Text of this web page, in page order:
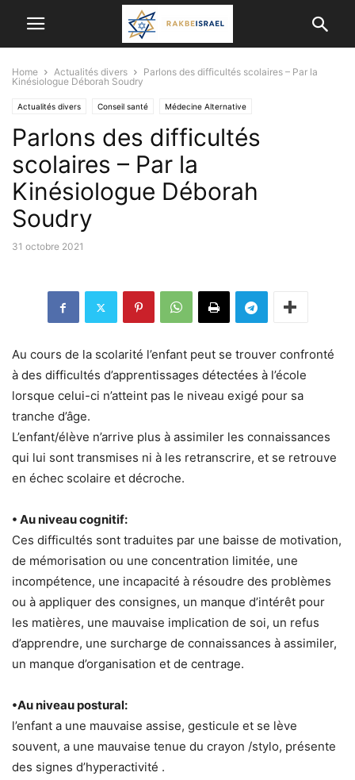
Home Actualités divers
Parlons des difficultés scolaires – Par la
Kinésiologue Déborah Soudry
Actualités divers Conseil santé Médecine Alternative
Parlons des difficultés
scolaires – Par la
Kinésiologue Déborah
Soudry
31 octobre 2021
Au cours de la scolarité l’enfant peut se trouver confronté
à des difficultés d’apprentissages détectées à l’école
lorsque celui-ci n’atteint pas le niveau exigé pour sa
tranche d’âge.
L’enfant/élève n’arrive plus à assimiler les connaissances
qui lui sont transmises ni à les retranscrire, et se retrouve
en échec scolaire et décroche.
• Au niveau cognitif:
Ces difficultés sont traduites par une baisse de motivation,
de mémorisation ou une concentration limitée, une
incompétence, une incapacité à résoudre des problèmes
ou à appliquer des consignes, un manque d’intérêt pour
les matières, une mauvaise implication de soi, un refus
d’apprendre, une surcharge de connaissances à assimiler,
un manque d’organisation et de centrage.
•Au niveau postural:
l’enfant a une mauvaise assise, gesticule et se lève
souvent, a une mauvaise tenue du crayon /stylo, présente
des signes d’hyperactivité .